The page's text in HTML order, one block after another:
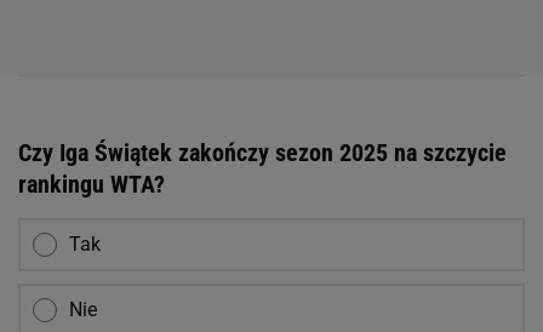
Czy Iga Świątek zakończy sezon 2025 na szczycie
rankingu WTA?
Tak
Nie